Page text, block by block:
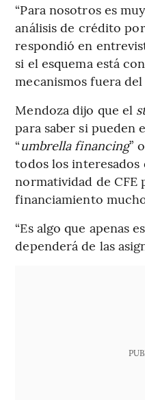
“Para nosotros es
análisis de crédito
respondió en
si el esquema está
mecanismos fuera
Mendoza dijo que el
para saber si pueden
“umbrella financing”
todos los
normatividad de CFE
financiamiento
“Es algo que apenas
dependerá de las